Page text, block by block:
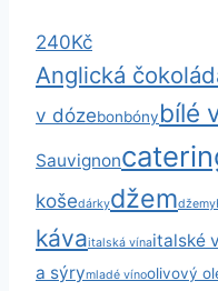
240Kč
Anglická
v dózebonbónybílé
Sauvignon
košedárkydžemdžemy
kávaitalská vínaitalské
a sýrymladé vínoolivový